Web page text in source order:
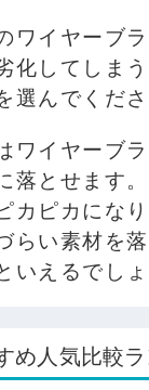
ワイヤーブ
化してしま
選んでくださ
ワイヤーブ
落とせます
カピカにな
らい素材を
いえるでしょ
め人気比較